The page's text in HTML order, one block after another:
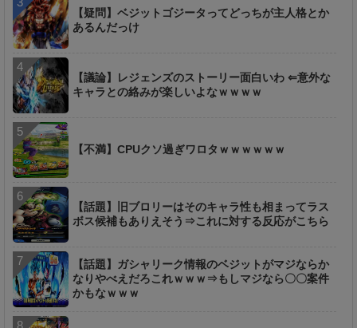
【疑問】ベジットゴジータってどっちが主人格とか
あるんだっけ
【議論】レジェンズのストーリー面白いわ ⇐意外な
キャラとの絡みが楽しいよなｗｗｗｗ
【不満】CPUクソ過ぎワロタｗｗｗｗｗｗ
【話題】旧ブロリーはそのキャラ性も相まってラス
ボス候補もありえそう⇒これに対する反応がこちら
【話題】ガシャリーク情報のベジットがマジならか
なりやべえだろこれｗｗｗ⇒もしマジなら〇〇案件
かもなｗｗｗ